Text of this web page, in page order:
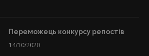
Переможець конкурсу репостів
14/10/2020